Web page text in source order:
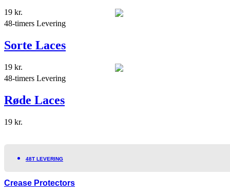
19 kr.
48-timers Levering
Sorte Laces
19 kr.
48-timers Levering
Røde Laces
19 kr.
48T LEVERING
Crease Protectors